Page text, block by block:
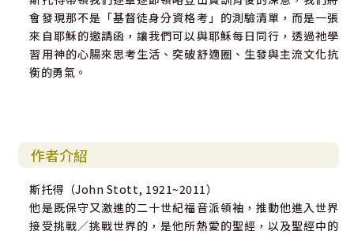
會發現那不是「基督徒身分資格考」的測驗清單，而是一張
來自耶穌的邀請函，讓我們可以與耶穌每日同行，透過祂學
習用神的心腸來思考生活、突破舒適圈、生發與主流文化抗
衡的勇氣。
作者介紹
斯托得（John Stott, 1921~2011）
他是既保守又激進的二十世紀福音派領袖，推動他進入世界
接受挑戰／挑戰世界的，是他所熱愛的聖經，以及聖經中的